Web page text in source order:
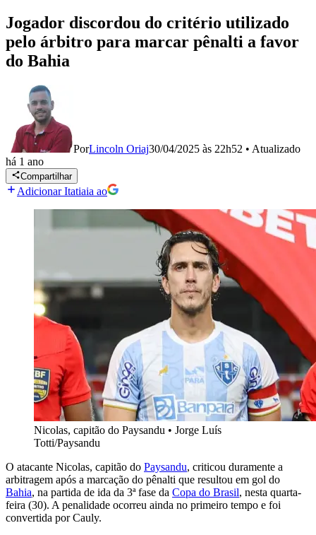
Jogador discordou do critério utilizado
pelo árbitro para marcar pênalti a favor
do Bahia
PorLincoln Oriaj30/04/2025 às 22h52 • Atualizado
há 1 ano
Compartilhar
Adicionar Itatiaia ao
Nicolas, capitão do Paysandu • Jorge Luís
Totti/Paysandu
O atacante Nicolas, capitão do Paysandu, criticou duramente a
arbitragem após a marcação do pênalti que resultou em gol do
Bahia, na partida de ida da 3ª fase da Copa do Brasil, nesta quarta-
feira (30). A penalidade ocorreu ainda no primeiro tempo e foi
convertida por Cauly.